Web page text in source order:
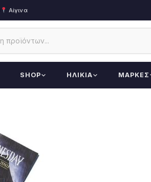
Αίγινα
SHOP ΗΛΙΚΊΑ ΜΆΡΚΕΣ